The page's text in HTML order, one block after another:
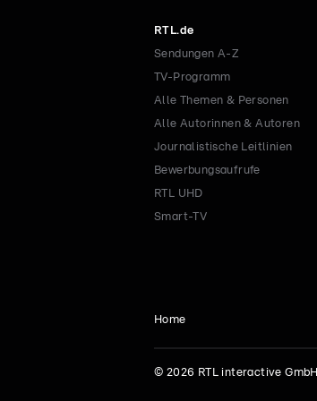
RTL.de
Sendungen A-Z
TV-Programm
Alle Themen & Personen
Alle Autorinnen & Autoren
Journalistische Leitlinien
Bewerbungsaufrufe
RTL UHD
Smart-TV
Home
© 2026 RTL interactive GmbH